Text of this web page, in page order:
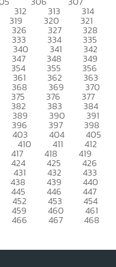
312 313 314
319 320 321
326 327 328
333 334 335
340 341 342
347 348 349
354 355 356
361 362 363
368 369 370
375 376 377
382 383 384
389 390 391
396 397 398
403 404 405
410 411 412
417 418 419
424 425 426
431 432 433
438 439 440
445 446 447
452 453 454
459 460 461
466 467 468